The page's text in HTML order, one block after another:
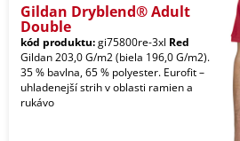
Gildan Dryblend® Adult
Double
kód produktu:gi75800re-3xl Red
Gildan 203,0 G/m2 (biela 196,0 G/m2).
35 % bavlna, 65 % polyester. Eurofit –
uhladenejší strih v oblasti ramien a
rukávo